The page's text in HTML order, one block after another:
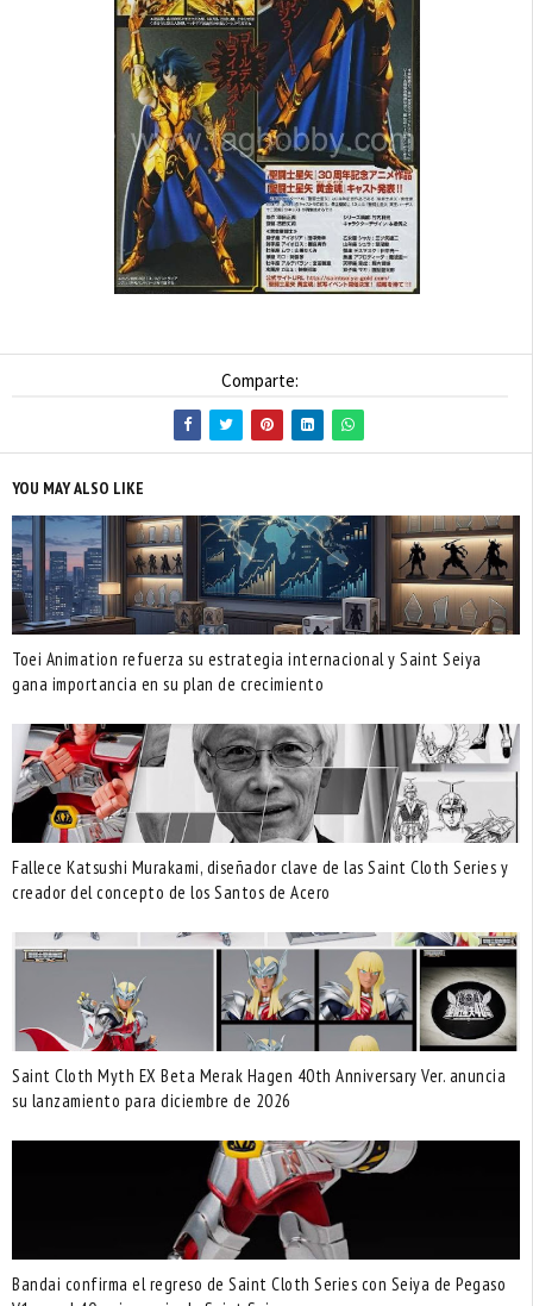
Comparte:
YOU MAY ALSO LIKE
Toei Animation refuerza su estrategia internacional y Saint Seiya
gana importancia en su plan de crecimiento
Fallece Katsushi Murakami, diseñador clave de las Saint Cloth Series y
creador del concepto de los Santos de Acero
Saint Cloth Myth EX Beta Merak Hagen 40th Anniversary Ver. anuncia
su lanzamiento para diciembre de 2026
Bandai confirma el regreso de Saint Cloth Series con Seiya de Pegaso